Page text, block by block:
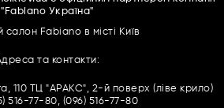
відходів
"Fabiano Україна"
салон Fabiano в місті Київ
та контакти:
110 ТЦ "АРАКС", 2-й поверх (ліве крило)
516-77-80, (096) 516-77-80